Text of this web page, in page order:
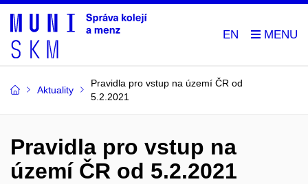
EN
Aktuality
Pravidla pro vstup na území ČR od
5.2.2021
Pravidla pro vstup na
území ČR od 5.2.2021